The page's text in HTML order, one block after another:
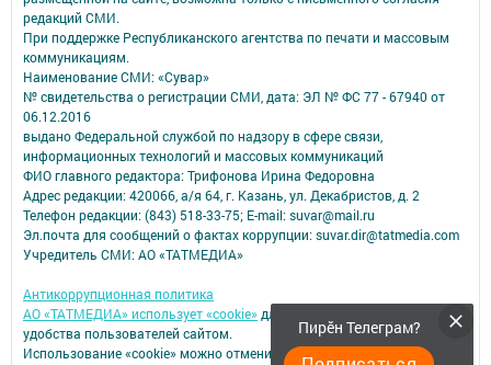
Пирӗн Телеграм?
редакций СМИ.
При поддержке Республиканского агентства по печати и массовым
коммуникациям.
Наименование СМИ: «Сувар»
№ свидетельства о регистрации СМИ, дата: ЭЛ № ФС 77 - 67940 от
06.12.2016
выдано Федеральной службой по надзору в сфере связи,
информационных технологий и массовых коммуникаций
ФИО главного редактора: Трифонова Ирина Федоровна
Адрес редакции: 420066, а/я 64, г. Казань, ул. Декабристов, д. 2
Телефон редакции: (843) 518-33-75; E-mail: suvar@mail.ru
Эл.почта для сообщений о фактах коррупции: suvar.dir@tatmedia.com
Учредитель СМИ: АО «ТАТМЕДИА»
Антикоррупционная политика
АО «ТАТМЕДИА» использует «cookie» для персонализации сервисов и
удобства пользователей сайтом.
Использование «cookie» можно отменить в настройках браузера.